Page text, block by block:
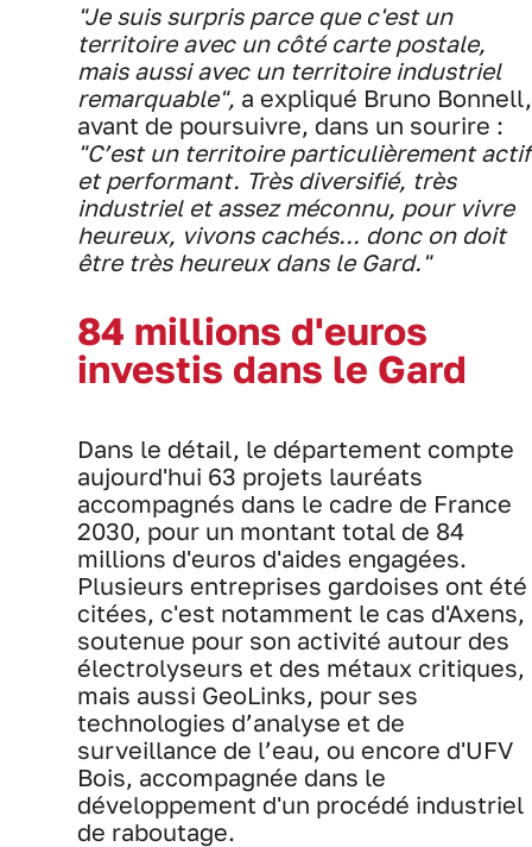
"Je suis surpris parce que c'est un
territoire avec un côté carte postale,
mais aussi avec un territoire industriel
remarquable", a expliqué Bruno Bonnell,
avant de poursuivre, dans un sourire :
"C’est un territoire particulièrement actif
et performant. Très diversifié, très
industriel et assez méconnu, pour vivre
heureux, vivons cachés... donc on doit
être très heureux dans le Gard."
84 millions d'euros
investis dans le Gard
Dans le détail, le département compte
aujourd'hui 63 projets lauréats
accompagnés dans le cadre de France
2030, pour un montant total de 84
millions d'euros d'aides engagées.
Plusieurs entreprises gardoises ont été
citées, c'est notamment le cas d'Axens,
soutenue pour son activité autour des
électrolyseurs et des métaux critiques,
mais aussi GeoLinks, pour ses
technologies d’analyse et de
surveillance de l’eau, ou encore d'UFV
Bois, accompagnée dans le
développement d'un procédé industriel
de raboutage.